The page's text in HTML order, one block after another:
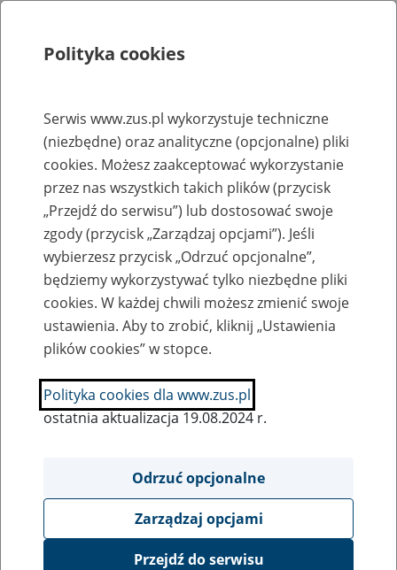
Rejestry, ewidencje i archiwa
Baza zlikwidowanych lub
przekształconych zakładów pracy
Nazwa zakładu pracy:
SZUKAJ
Ukryj wszystkie pozycje bazy
Polityka cookies
Serwis www.zus.pl wykorzystuje techniczne
(niezbędne) oraz analityczne (opcjonalne) pliki
cookies. Możesz zaakceptować wykorzystanie
przez nas wszystkich takich plików (przycisk
„Przejdź do serwisu”) lub dostosować swoje
zgody (przycisk „Zarządzaj opcjami”). Jeśli
wybierzesz przycisk „Odrzuć opcjonalne”,
będziemy wykorzystywać tylko niezbędne pliki
cookies. W każdej chwili możesz zmienić swoje
ustawienia. Aby to zrobić, kliknij „Ustawienia
plików cookies” w stopce.
Polityka cookies dla www.zus.pl
ostatnia aktualizacja 19.08.2024 r.
Odrzuć opcjonalne
Zarządzaj opcjami
Przejdź do serwisu